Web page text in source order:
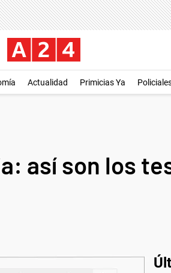
Actualidad Primicias Ya
así son los